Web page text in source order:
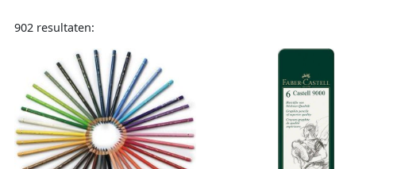
902 resultaten: